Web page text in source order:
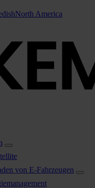
North America
von E-Fahrzeugen